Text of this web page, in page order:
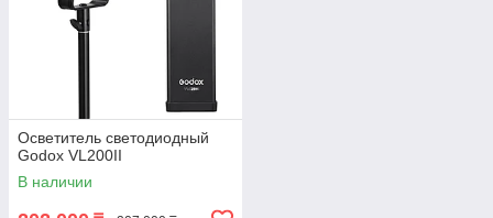
Осветитель светодиодный
Godox VL200II
В наличии